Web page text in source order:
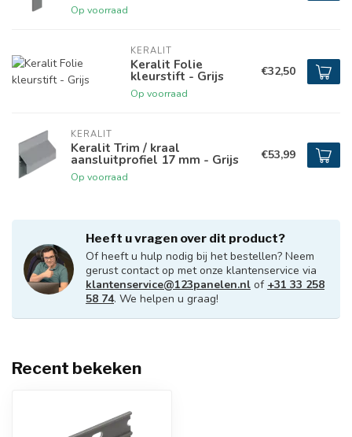
Op voorraad
KERALIT
Keralit Folie
kleurstift - Grijs
Op voorraad
€32,50
KERALIT
Keralit Trim / kraal
aansluitprofiel 17 mm - Grijs
Op voorraad
€53,99
Heeft u vragen over dit product?
Of heeft u hulp nodig bij het bestellen? Neem
gerust contact op met onze klantenservice via
klantenservice@123panelen.nl of +31 33 258
58 74. We helpen u graag!
Recent bekeken